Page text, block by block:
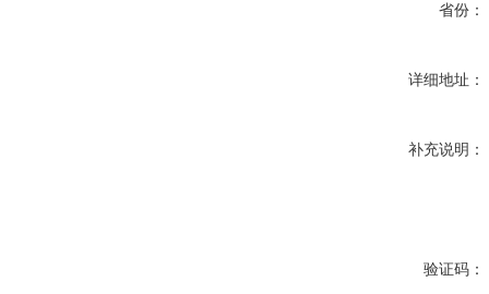
省份：
详细地址：
补充说明：
验证码：